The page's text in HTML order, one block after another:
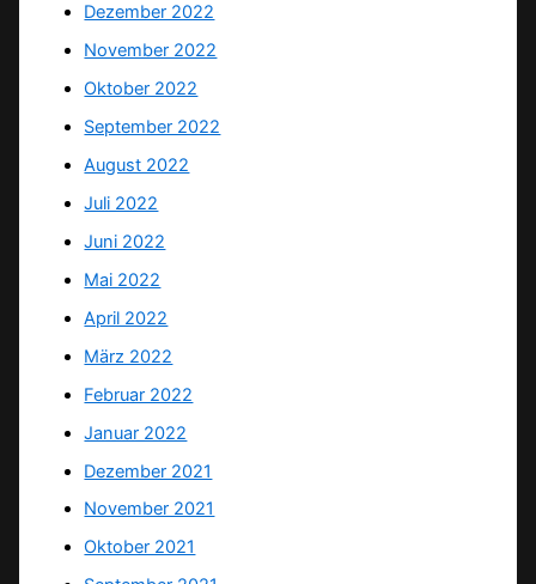
Dezember 2022
November 2022
Oktober 2022
September 2022
August 2022
Juli 2022
Juni 2022
Mai 2022
April 2022
März 2022
Februar 2022
Januar 2022
Dezember 2021
November 2021
Oktober 2021